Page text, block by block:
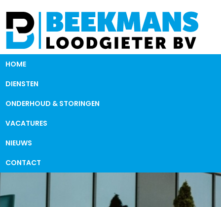
HOME
DIENSTEN
ONDERHOUD & STORINGEN
VACATURES
NIEUWS
CONTACT